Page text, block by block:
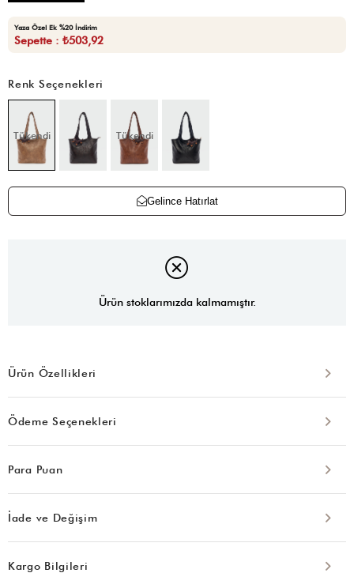
Yaza Özel Ek %20 İndirim
Sepette : ₺503,92
Renk Seçenekleri
Tükendi Tükendi
Gelince Hatırlat
Ürün stoklarımızda kalmamıştır.
Ürün Özellikleri
Ödeme Seçenekleri
Para Puan
İade ve Değişim
Kargo Bilgileri